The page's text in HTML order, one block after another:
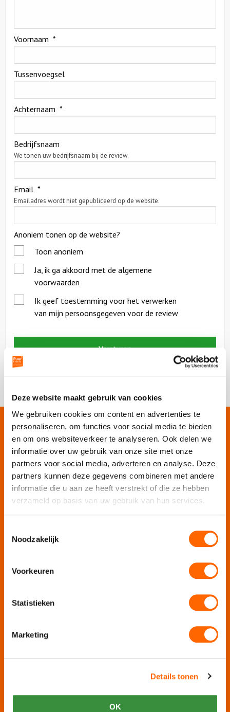
Deze website maakt gebruik van cookies
We gebruiken cookies om content en advertenties te
personaliseren, om functies voor social media te bieden
en om ons websiteverkeer te analyseren. Ook delen we
informatie over uw gebruik van onze site met onze
partners voor social media, adverteren en analyse. Deze
partners kunnen deze gegevens combineren met andere
informatie die u aan ze heeft verstrekt of die ze hebben
verzameld op basis van uw gebruik van hun services.
Noodzakelijk
Voorkeuren
Statistieken
Marketing
Details tonen
OK
Contact
Voornaam *
Tussenvoegsel
Achternaam *
Bedrijfsnaam
We tonen uw bedrijfsnaam bij de review.
Email *
Emailadres wordt niet gepubliceerd op de website.
Anoniem tonen op de website?
Toon anoniem
*
Ja, ik ga akkoord met de algemene
voorwaarden
*
Ik geef toestemming voor het verwerken
van mijn persoonsgegeven voor de review
Onze websites
Puur Events
Puur Feesten
Puur Uitjes
Puur Amsterdam
Puur Haarlem
Escape Room Mysterium
Vergaderlocatie Dak van Amsterdam
Rondvaart